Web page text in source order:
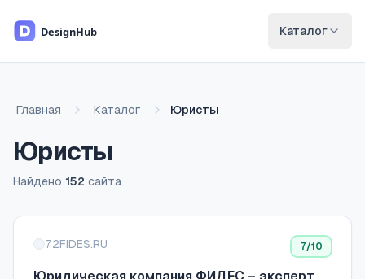
Каталог
Главная Каталог Юристы
Юристы
Найдено 152 сайта
Список сайтов
72FIDES.RU 7/10